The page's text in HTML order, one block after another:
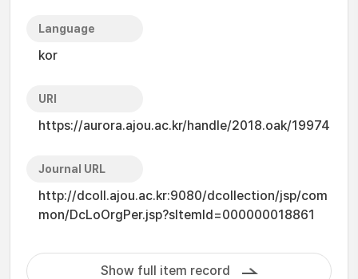
Language
kor
URI
https://aurora.ajou.ac.kr/handle/2018.oak/19974
Journal URL
http://dcoll.ajou.ac.kr:9080/dcollection/jsp/com
mon/DcLoOrgPer.jsp?sItemId=000000018861
Show full item record